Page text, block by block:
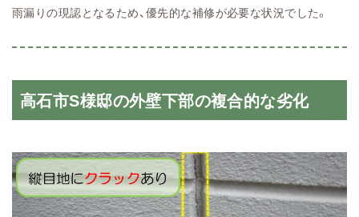
雨漏りの現認となるため、優先的な補修が必要な状況でした。
高石市S様邸の外壁下部の複合的な劣化